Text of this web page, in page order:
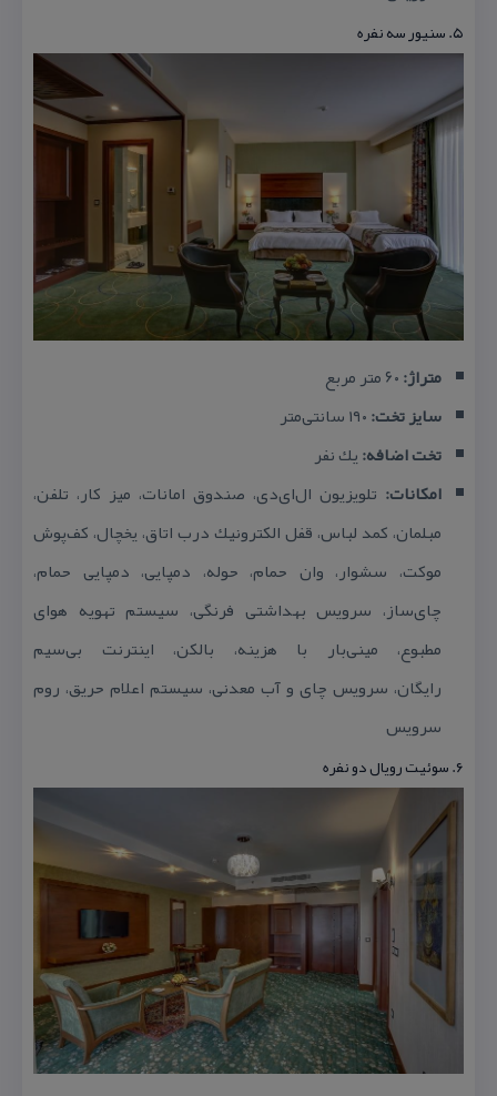
۵. سنیور سه نفره
متراژ:
سایز تخت:
تخت اضافه:یك نفر
امكانات: تلویزیون ال‌ای‌دی، صندوق امانات، میز كار، تلفن،
مبلمان، كمد لباس، قفل الكترونیك درب اتاق، یخچال، كف‌پوش
موكت، سشوار، وان حمام، حوله، دمپایی، دمپایی حمام،
چای‌ساز، سرویس بهداشتی فرنگی، سیستم تهویه هوای
مطبوع، مینی‌بار با هزینه، بالكن، اینترنت بی‌سیم
رایگان، سرویس چای و آب معدنی، سیستم اعلام حریق، روم
سرویس
۶. سوئیت رویال دو نفره